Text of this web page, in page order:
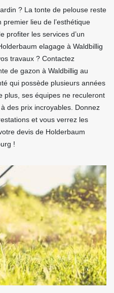
? La tonte de pelouse reste
lieu de l’esthétique
profiter les services d’un
elagage à Waldbillig
travaux ? Contactez
de gazon à Waldbillig au
qui possède plusieurs années
plus, ses équipes ne reculeront
des prix incroyables. Donnez
et vous verrez les
devis de Holderbaum
!